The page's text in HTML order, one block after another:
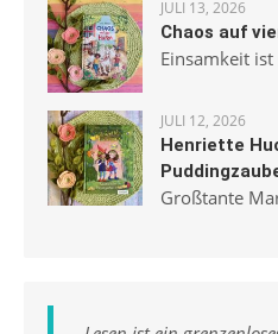
JULI 13, 2026
Chaos auf
Einsamkeit
JULI 12, 2026
Henriette
Großtante